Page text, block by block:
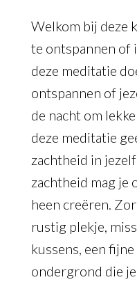
Welkom bij deze
te ontspannen of
deze meditatie
ontspannen of
de nacht om
deze meditatie
zachtheid in
zachtheid mag je
heen creëren.
rustig plekje,
kussens, een
ondergrond die